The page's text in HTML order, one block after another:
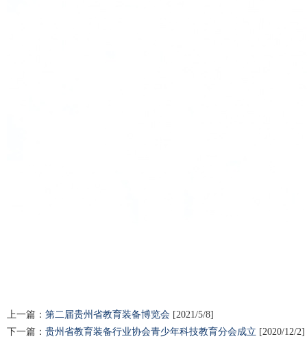
上一篇： 第二届贵州省教育装备博览会 [2021/5/8]
下一篇： 贵州省教育装备行业协会青少年科技教育分会成立 [2020/12/2]